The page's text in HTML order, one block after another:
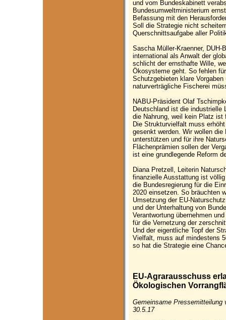
und vom Bundeskabinett
Bundesumweltministerium
Befassung mit den
Soll die Strategie nicht
Querschnittsaufgabe aller
Sascha Müller-Kraenner, DUH-
international als Anwalt der
schlicht der ernsthafte Wille,
Ökosysteme geht. So fehlen
Schutzgebieten klare
naturverträgliche Fischerei
NABU-Präsident Olaf
Deutschland ist die industrielle
die Nahrung, weil kein Platz ist
Die Strukturvielfalt muss
gesenkt werden. Wir wollen
unterstützen und für ihre
Flächenprämien sollen der
ist eine grundlegende Reform
Diana Pretzell, Leiterin
finanzielle Ausstattung ist
die Bundesregierung für die
2020 einsetzen. So bräuchten
Umsetzung der EU-
und der Unterhaltung von
Verantwortung übernehmen
für die Vernetzung der
Und der eigentliche Topf der
Vielfalt, muss auf mindestens
so hat die Strategie eine
EU-Agrarausschuss
Ökologischen
Gemeinsame Pressemitteilung
30.5.17